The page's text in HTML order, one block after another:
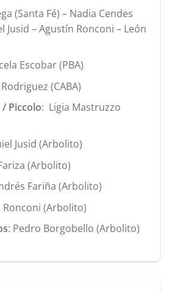
(Santa Fé) – Nadia Cendes
Jusid – Agustín Ronconi – León
Escobar (PBA)
(CABA)
Piccolo: Ligia Mastruzzo
Jusid (Arbolito)
(Arbolito)
Fariña (Arbolito)
Ronconi (Arbolito)
: Pedro Borgobello (Arbolito)